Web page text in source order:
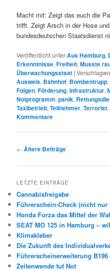
Macht mit: Zeigt das euch die
trifft. Zeigt Arsch in der Hose
bundesdeutschen Staatsdienst
Veröffentlicht unterAus Hamburg,
Erkenntnisse,Freiheit,Musste
Überwachungsstaat |
Ausweis, Bahnhof, Bombentrupp,
Folgen,Förderung,Infrastruktur,
Notprogramm,panik,
Taxibetrieb,Teilnehmer,Terrorist,
Kommentare
Beitrags-
← Ältere Beiträge
LETZTE EINTRÄGE
Cannabisfreigabe
Führerschein-Check (nicht nur
Honda Forza das Mittel der
SEAT MO 125 in Hamburg –
Klimakleber
Die Zukunft des
Führerscheinerweiterung
Zeitenwende tut Not